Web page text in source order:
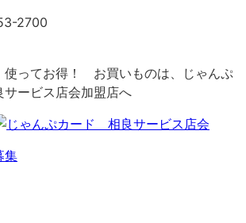
2700
使ってお得！ お買いものは、じゃんぷ
サービス店会加盟店へ
集